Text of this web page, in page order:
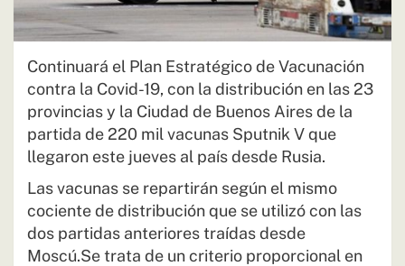
Continuará el Plan Estratégico de Vacunación
contra la Covid-19, con la distribución en las 23
provincias y la Ciudad de Buenos Aires de la
partida de 220 mil vacunas Sputnik V que
llegaron este jueves al país desde Rusia.
Las vacunas se repartirán según el mismo
cociente de distribución que se utilizó con las
dos partidas anteriores traídas desde
Moscú.Se trata de un criterio proporcional en